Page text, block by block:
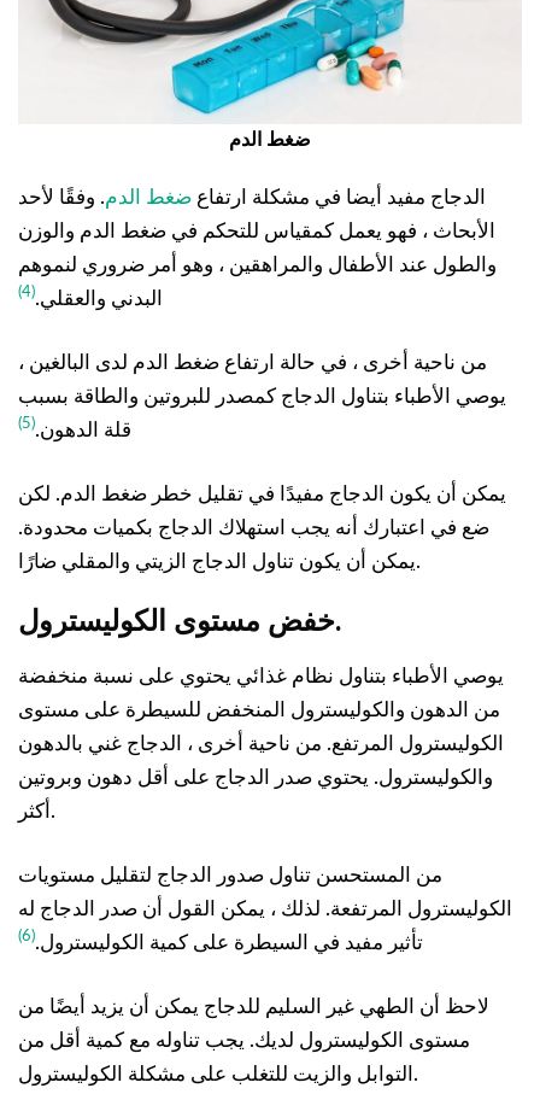
ضغط الدم
الدجاج مفيد أيضا في مشكلة ارتفاع ضغط الدم. وفقًا لأحد
الأبحاث ، فهو يعمل كمقياس للتحكم في ضغط الدم والوزن
والطول عند الأطفال والمراهقين ، وهو أمر ضروري لنموهم
البدني والعقلي.(4)
من ناحية أخرى ، في حالة ارتفاع ضغط الدم لدى البالغين ،
يوصي الأطباء بتناول الدجاج كمصدر للبروتين والطاقة بسبب
قلة الدهون.(5)
يمكن أن يكون الدجاج مفيدًا في تقليل خطر ضغط الدم. لكن
ضع في اعتبارك أنه يجب استهلاك الدجاج بكميات محدودة.
يمكن أن يكون تناول الدجاج الزيتي والمقلي ضارًا.
خفض مستوى الكوليسترول.
يوصي الأطباء بتناول نظام غذائي يحتوي على نسبة منخفضة
من الدهون والكوليسترول المنخفض للسيطرة على مستوى
الكوليسترول المرتفع. من ناحية أخرى ، الدجاج غني بالدهون
والكوليسترول. يحتوي صدر الدجاج على أقل دهون وبروتين
أكثر.
من المستحسن تناول صدور الدجاج لتقليل مستويات
الكوليسترول المرتفعة. لذلك ، يمكن القول أن صدر الدجاج له
تأثير مفيد في السيطرة على كمية الكوليسترول.(6)
لاحظ أن الطهي غير السليم للدجاج يمكن أن يزيد أيضًا من
مستوى الكوليسترول لديك. يجب تناوله مع كمية أقل من
التوابل والزيت للتغلب على مشكلة الكوليسترول.